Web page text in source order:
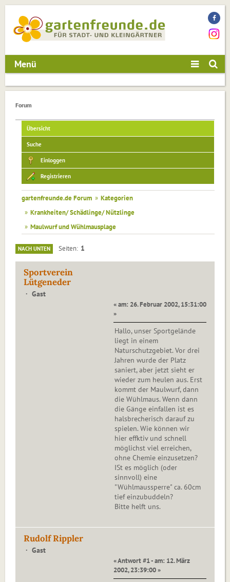
Menü
Forum
Übersicht
Suche
Einloggen
Registrieren
gartenfreunde.de Forum » Kategorien
» Krankheiten/ Schädlinge/ Nützlinge
» Maulwurf und Wühlmausplage
NACH UNTEN Seiten 1
Sportverein
Lütgeneder
Gast
« am: 26. Februar 2002, 15:31:00
»
Hallo, unser Sportgelände
liegt in einem
Naturschutzgebiet. Vor drei
Jahren wurde der Platz
saniert, aber jetzt sieht er
wieder zum heulen aus. Erst
kommt der Maulwurf, dann
die Wühlmaus. Wenn dann
die Gänge einfallen ist es
halsbrecherisch darauf zu
spielen. Wie können wir
hier effktiv und schnell
möglichst viel erreichen,
ohne Chemie einzusetzen?
ISt es möglich (oder
sinnvoll) eine
"Wühlmaussperre" ca. 60cm
tief einzubuddeln?
Bitte helft uns.
Rudolf Rippler
Gast
« Antwort #1 - am: 12. März
2002, 23:39:00 »